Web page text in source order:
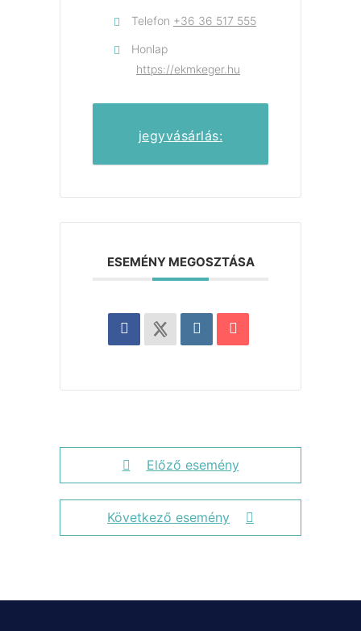
Telefon +36 36 517 555
Honlap
https://ekmkeger.hu
jegyvásárlás:
ESEMÉNY MEGOSZTÁSA
Előző esemény
Következő esemény